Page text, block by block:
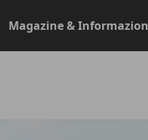
Magazine &